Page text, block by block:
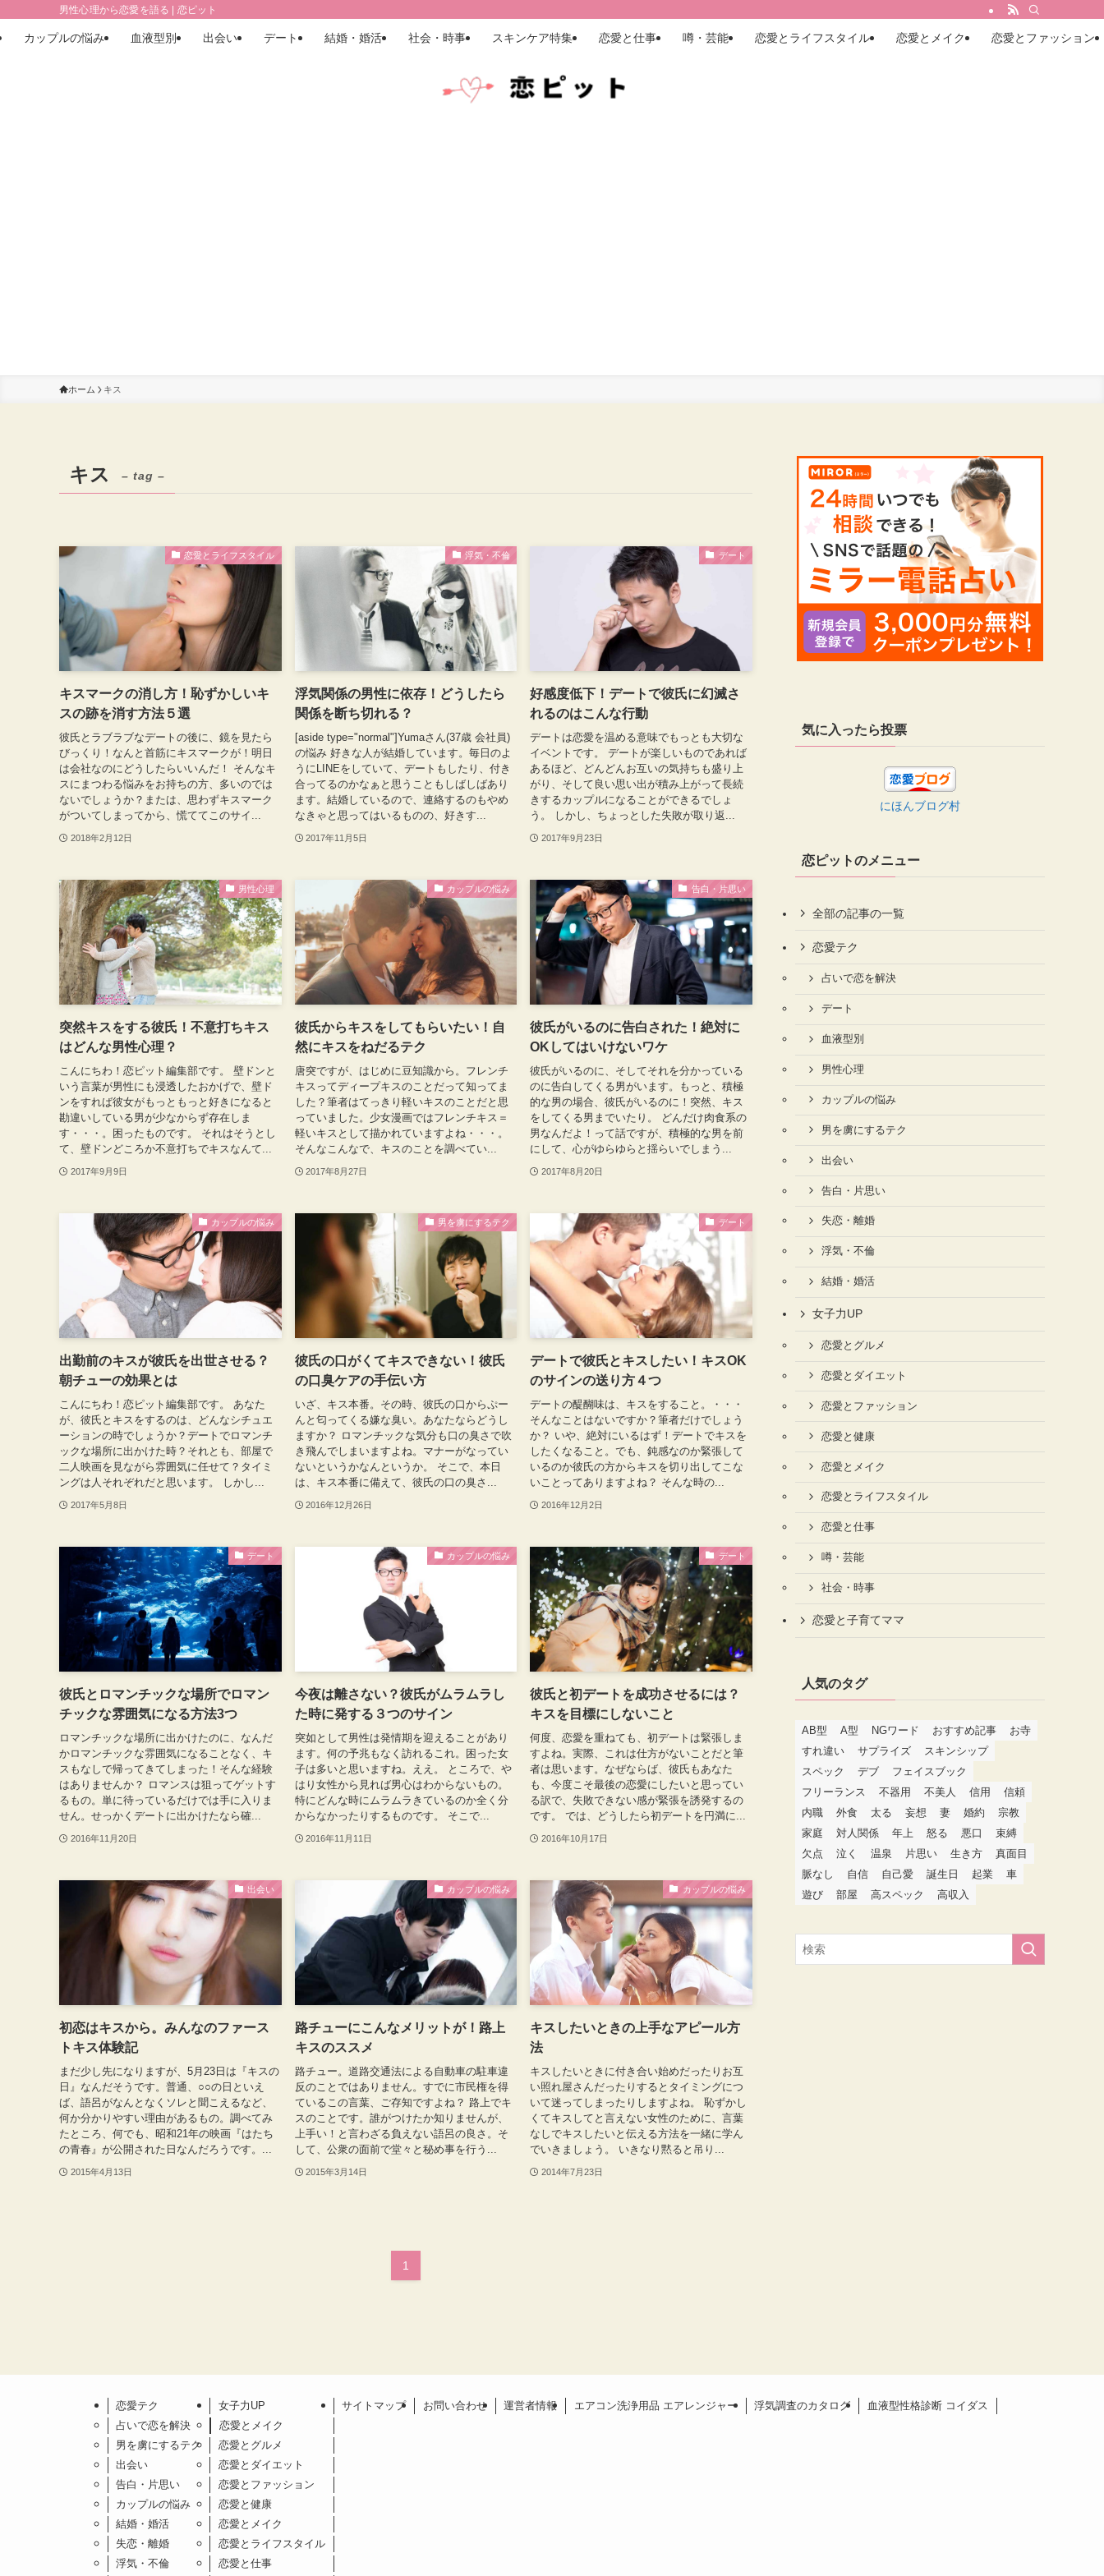
男性心理から恋愛を語る | 恋ピット
カップルの悩み 血液型別 出会い デート 結婚・婚活 社会・時事 スキンケア特集 恋愛と仕事 噂・芸能 恋愛とライフスタイル 恋愛とメイク 恋愛とファッション
ホーム キス
キス – tag –
恋愛とライフスタイル
キスマークの消し方！恥ずかしいキ
スの跡を消す方法５選
彼氏とラブラブなデートの後に、鏡を見たら
びっくり！なんと首筋にキスマークが！明日
は会社なのにどうしたらいいんだ！ そんなキ
スにまつわる悩みをお持ちの方、多いのでは
ないでしょうか？または、思わずキスマーク
がついてしまってから、慌ててこのサイ...
2018年2月12日
浮気・不倫
浮気関係の男性に依存！どうしたら
関係を断ち切れる？
[aside type="normal"]Yumaさん(37歳 会社員)
の悩み 好きな人が結婚しています。毎日のよ
うにLINEをしていて、デートもしたり、付き
合ってるのかなぁと思うこともしばしばあり
ます。結婚しているので、連絡するのもやめ
なきゃと思ってはいるものの、好きす...
2017年11月5日
デート
好感度低下！デートで彼氏に幻滅さ
れるのはこんな行動
デートは恋愛を温める意味でもっとも大切な
イベントです。 デートが楽しいものであれば
あるほど、どんどんお互いの気持ちも盛り上
がり、そして良い思い出が積み上がって長続
きするカップルになることができるでしょ
う。 しかし、ちょっとした失敗が取り返...
2017年9月23日
男性心理
突然キスをする彼氏！不意打ちキス
はどんな男性心理？
こんにちわ！恋ピット編集部です。 壁ドンと
いう言葉が男性にも浸透したおかげで、壁ド
ンをすれば彼女がもっともっと好きになると
勘違いしている男が少なからず存在しま
す・・・。困ったものです。 それはそうとし
て、壁ドンどころか不意打ちでキスなんて...
2017年9月9日
カップルの悩み
彼氏からキスをしてもらいたい！自
然にキスをねだるテク
唐突ですが、はじめに豆知識から。フレンチ
キスってディープキスのことだって知ってま
した？筆者はてっきり軽いキスのことだと思
っていました。少女漫画ではフレンチキス＝
軽いキスとして描かれていますよね・・・。
そんなこんなで、キスのことを調べてい...
2017年8月27日
告白・片思い
彼氏がいるのに告白された！絶対に
OKしてはいけないワケ
彼氏がいるのに、そしてそれを分かっている
のに告白してくる男がいます。もっと、積極
的な男の場合、彼氏がいるのに！突然、キス
をしてくる男までいたり。 どんだけ肉食系の
男なんだよ！って話ですが、積極的な男を前
にして、心がゆらゆらと揺らいでしまう...
2017年8月20日
カップルの悩み
出勤前のキスが彼氏を出世させる？
朝チューの効果とは
こんにちわ！恋ピット編集部です。 あなた
が、彼氏とキスをするのは、どんなシチュエ
ーションの時でしょうか？デートでロマンチ
ックな場所に出かけた時？それとも、部屋で
二人映画を見ながら雰囲気に任せて？タイミ
ングは人それぞれだと思います。 しかし...
2017年5月8日
男を虜にするテク
彼氏の口がくてキスできない！彼氏
の口臭ケアの手伝い方
いざ、キス本番。その時、彼氏の口からぷー
んと匂ってくる嫌な臭い。あなたならどうし
ますか？ ロマンチックな気分も口の臭さで吹
き飛んでしまいますよね。マナーがなってい
ないというかなんというか。 そこで、本日
は、キス本番に備えて、彼氏の口の臭さ...
2016年12月26日
デート
デートで彼氏とキスしたい！キスOK
のサインの送り方４つ
デートの醍醐味は、キスをすること。・・・
そんなことはないですか？筆者だけでしょう
か？ いや、絶対にいるはず！デートでキスを
したくなること。でも、鈍感なのか緊張して
いるのか彼氏の方からキスを切り出してこな
いことってありますよね？ そんな時の...
2016年12月2日
デート
彼氏とロマンチックな場所でロマン
チックな雰囲気になる方法3つ
ロマンチックな場所に出かけたのに、なんだ
かロマンチックな雰囲気になることなく、キ
スもなしで帰ってきてしまった！そんな経験
はありませんか？ ロマンスは狙ってゲットす
るもの。単に待っているだけでは手に入りま
せん。せっかくデートに出かけたなら確...
2016年11月20日
カップルの悩み
今夜は離さない？彼氏がムラムラし
た時に発する３つのサイン
突如として男性は発情期を迎えることがあり
ます。何の予兆もなく訪れるこれ。困った女
子は多いと思いますね。ええ。 ところで、や
はり女性から見れば男心はわからないもの。
特にどんな時にムラムラきているのか全く分
からなかったりするものです。 そこで...
2016年11月11日
デート
彼氏と初デートを成功させるには？
キスを目標にしないこと
何度、恋愛を重ねても、初デートは緊張しま
すよね。実際、これは仕方がないことだと筆
者は思います。なぜならば、彼氏もあなた
も、今度こそ最後の恋愛にしたいと思ってい
る訳で、失敗できない感が緊張を誘発するの
です。 では、どうしたら初デートを円満に...
2016年10月17日
出会い
初恋はキスから。みんなのファース
トキス体験記
まだ少し先になりますが、5月23日は『キスの
日』なんだそうです。普通、○○の日といえ
ば、語呂がなんとなくソレと聞こえるなど、
何か分かりやすい理由があるもの。調べてみ
たところ、何でも、昭和21年の映画『はたち
の青春』が公開された日なんだろうです。...
2015年4月13日
カップルの悩み
路チューにこんなメリットが！路上
キスのススメ
路チュー。道路交通法による自動車の駐車違
反のことではありません。すでに市民権を得
ているこの言葉、ご存知ですよね？ 路上でキ
スのことです。誰がつけたか知りませんが、
上手い！と言わざる負えない語呂の良さ。そ
して、公衆の面前で堂々と秘め事を行う...
2015年3月14日
カップルの悩み
キスしたいときの上手なアピール方
法
キスしたいときに付き合い始めだったりお互
い照れ屋さんだったりするとタイミングにつ
いて迷ってしまったりしますよね。 恥ずかし
くてキスしてと言えない女性のために、言葉
なしでキスしたいと伝える方法を一緒に学ん
でいきましょう。 いきなり黙ると吊り...
2014年7月23日
1
気に入ったら投票
にほんブログ村
恋ピットのメニュー
全部の記事の一覧
恋愛テク
占いで恋を解決
デート
血液型別
男性心理
カップルの悩み
男を虜にするテク
出会い
告白・片思い
失恋・離婚
浮気・不倫
結婚・婚活
女子力UP
恋愛とグルメ
恋愛とダイエット
恋愛とファッション
恋愛と健康
恋愛とメイク
恋愛とライフスタイル
恋愛と仕事
噂・芸能
社会・時事
恋愛と子育てママ
人気のタグ
AB型 A型 NGワード おすすめ記事
お寺
すれ違い
サプライズ
スキンシップ
スペック
デブ
フェイスブック
フリーランス
不器用 不美人 信用
信頼
内職
外食 太る 妄想 妻 婚約
宗教
家庭
対人関係 年上 怒る 悪口
束縛
欠点
泣く 温泉 片思い 生き方
真面目
脈なし
自信 自己愛 誕生日 起業
車
遊び
部屋 高スペック 高収入
恋愛テク
占いで恋を解決
男を虜にするテク
出会い
告白・片思い
カップルの悩み
結婚・婚活
失恋・離婚
浮気・不倫
女子力UP
恋愛とメイク
恋愛とグルメ
恋愛とダイエット
恋愛とファッション
恋愛と健康
恋愛とメイク
恋愛とライフスタイル
恋愛と仕事
サイトマップ お問い合わせ 運営者情報 エアコン洗浄用品 エアレンジャー 浮気調査のカタログ 血液型性格診断 コイダス